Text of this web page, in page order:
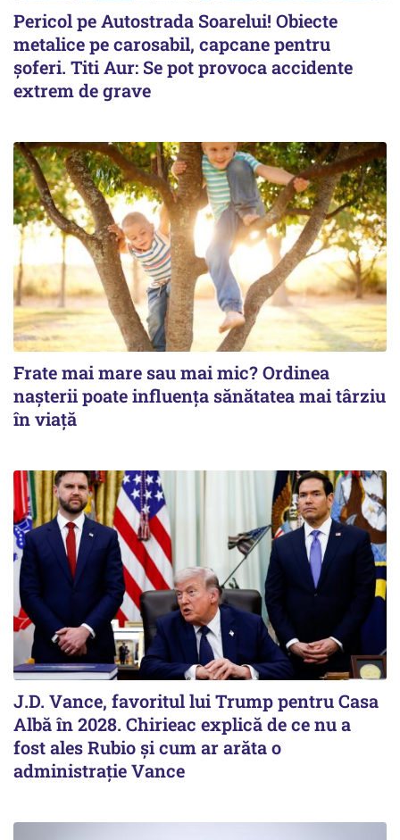
Pericol pe Autostrada Soarelui! Obiecte
metalice pe carosabil, capcane pentru
șoferi. Titi Aur: Se pot provoca accidente
extrem de grave
Frate mai mare sau mai mic? Ordinea
nașterii poate influența sănătatea mai târziu
în viață
J.D. Vance, favoritul lui Trump pentru Casa
Albă în 2028. Chirieac explică de ce nu a
fost ales Rubio și cum ar arăta o
administrație Vance